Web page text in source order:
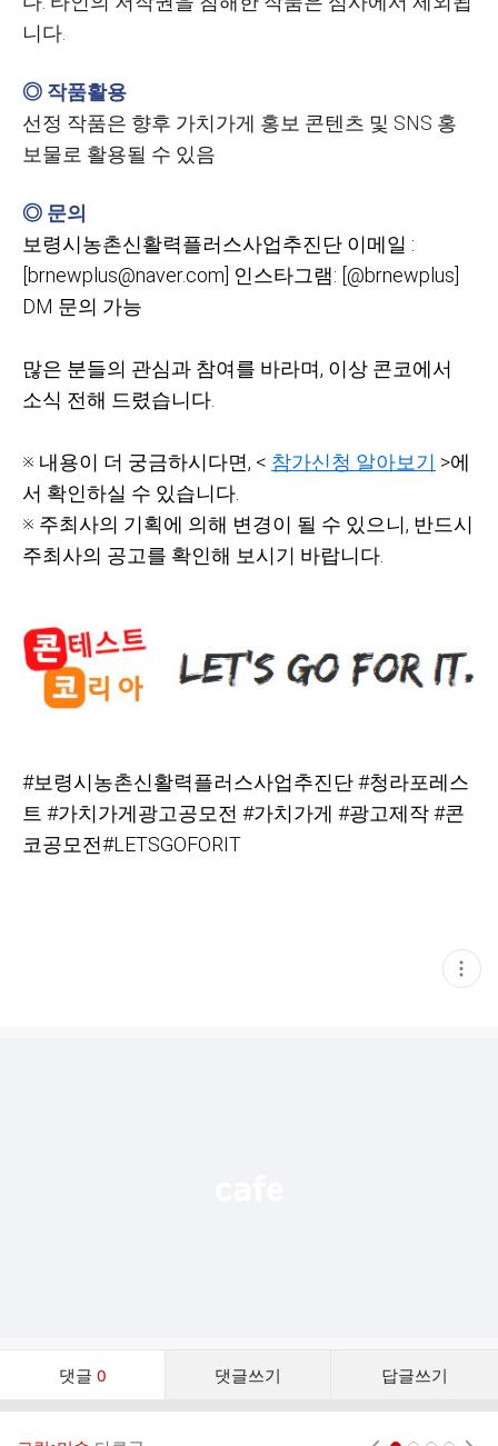
니다.
◎ 작품활용
선정 작품은 향후 가치가게 홍보 콘텐츠 및 SNS 홍
보물로 활용될 수 있음
◎ 문의
보령시농촌신활력플러스사업추진단 이메일 :
[brnewplus@naver.com] 인스타그램: [@brnewplus]
DM 문의 가능
많은 분들의 관심과 참여를 바라며, 이상 콘코에서
소식 전해 드렸습니다.
※ 내용이 더 궁금하시다면, < 참가신청 알아보기 >에
서 확인하실 수 있습니다.
※ 주최사의 기획에 의해 변경이 될 수 있으니, 반드시
주최사의 공고를 확인해 보시기 바랍니다.
#보령시농촌신활력플러스사업추진단#청라포레스
트 #가치가게광고공모전 #가치가게 #광고제작#콘
코공모전#LETSGOFORIT
현
재
댓글 0 댓글쓰기 답글쓰기
댓